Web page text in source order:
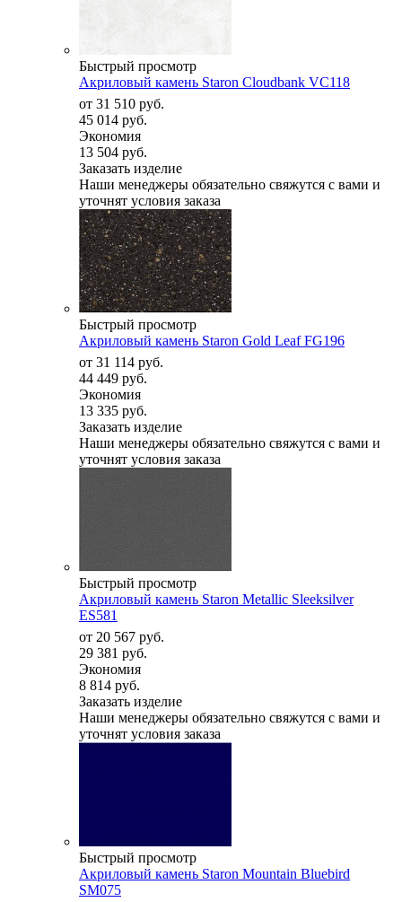
Быстрый просмотр
Акриловый камень Staron Cloudbank VC118
от 31 510 руб.
45 014 руб.
Экономия
13 504 руб.
Заказать изделие
Наши менеджеры обязательно свяжутся с вами и
уточнят условия заказа
Быстрый просмотр
Акриловый камень Staron Gold Leaf FG196
от 31 114 руб.
44 449 руб.
Экономия
13 335 руб.
Заказать изделие
Наши менеджеры обязательно свяжутся с вами и
уточнят условия заказа
Быстрый просмотр
Акриловый камень Staron Metallic Sleeksilver
ES581
от 20 567 руб.
29 381 руб.
Экономия
8 814 руб.
Заказать изделие
Наши менеджеры обязательно свяжутся с вами и
уточнят условия заказа
Быстрый просмотр
Акриловый камень Staron Mountain Bluebird
SM075